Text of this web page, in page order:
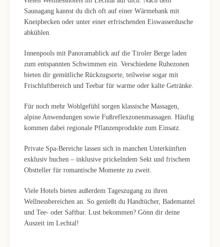
Saunagang kannst du dich oft auf einer Wärmebank mit
Kneipbecken oder unter einer erfrischenden Eiswasserdusche
abkühlen.
Innenpools mit Panoramablick auf die Tiroler Berge laden
zum entspannten Schwimmen ein. Verschiedene Ruhezonen
bieten dir gemütliche Rückzugsorte, teilweise sogar mit
Frischluftbereich und Teebar für warme oder kalte Getränke.
Für noch mehr Wohlgefühl sorgen klassische Massagen,
alpine Anwendungen sowie Fußreflexzonenmassagen. Häufig
kommen dabei regionale Pflanzenprodukte zum Einsatz.
Private Spa-Bereiche lassen sich in manchen Unterkünften
exklusiv buchen – inklusive prickelndem Sekt und frischem
Obstteller für romantische Momente zu zweit.
Viele Hotels bieten außerdem Tageszugang zu ihren
Wellnessbereichen an. So genießt du Handtücher, Bademantel
und Tee- oder Saftbar. Lust bekommen? Gönn dir deine
Auszeit im Lechtal!